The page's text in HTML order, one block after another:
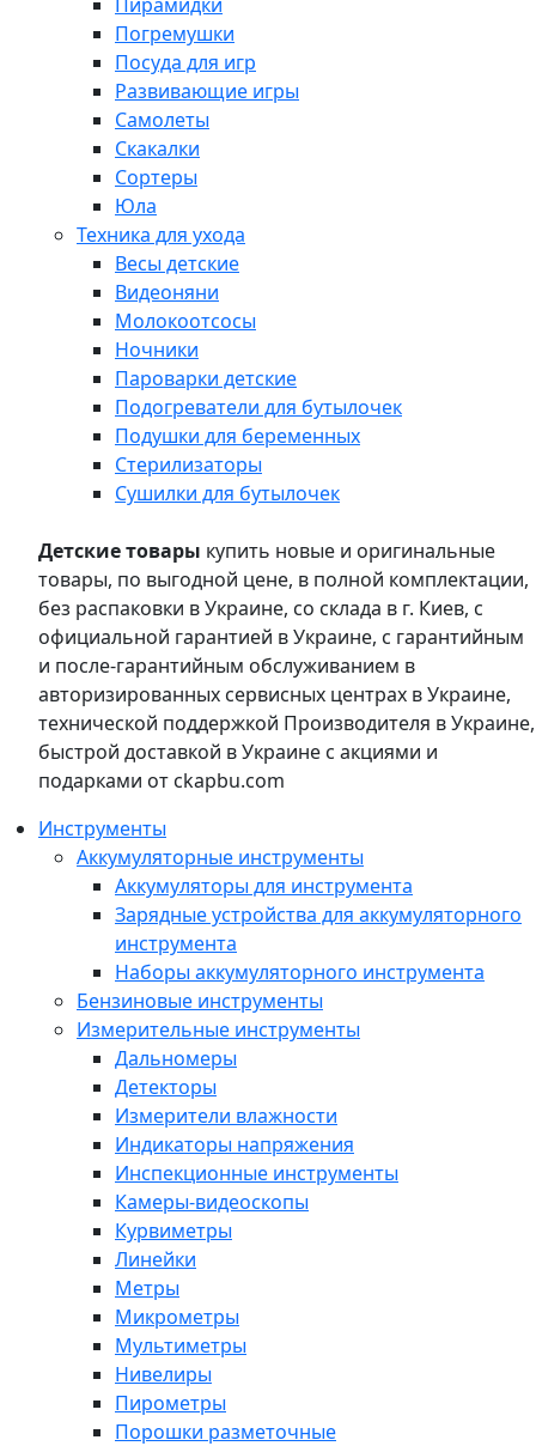
Погремушки
Посуда для игр
Развивающие игры
Самолеты
Скакалки
Сортеры
Юла
Техника для ухода
Весы детские
Видеоняни
Молокоотсосы
Ночники
Пароварки детские
Подогреватели для бутылочек
Подушки для беременных
Стерилизаторы
Сушилки для бутылочек
Детские товары купить новые и оригинальные
товары, по выгодной цене, в полной комплектации,
без распаковки в Украине, со склада в г. Киев, с
официальной гарантией в Украине, с гарантийным
и после-гарантийным обслуживанием в
авторизированных сервисных центрах в Украине,
технической поддержкой Производителя в Украине,
быстрой доставкой в Украине с акциями и
подарками от ckapbu.com
Инструменты
Аккумуляторные инструменты
Аккумуляторы для инструмента
Зарядные устройства для аккумуляторного
инструмента
Наборы аккумуляторного инструмента
Бензиновые инструменты
Измерительные инструменты
Дальномеры
Детекторы
Измерители влажности
Индикаторы напряжения
Инспекционные инструменты
Камеры-видеоскопы
Курвиметры
Линейки
Метры
Микрометры
Мультиметры
Нивелиры
Пирометры
Порошки разметочные